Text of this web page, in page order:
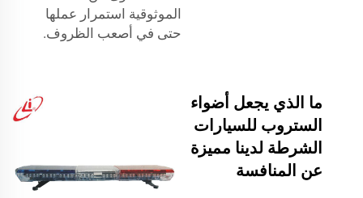
الموثوقية استمرار عملها
حتى في أصعب الظروف.
ما الذي يجعل أضواء
الستروب للسيارات
الشرطة لدينا مميزة
عن المنافسة